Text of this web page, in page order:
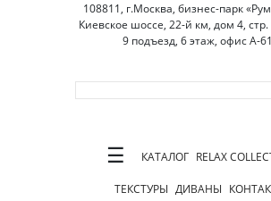
108811, г.Москва, бизнес-парк
Киевское шоссе, 22-й км, дом 4, стр.
9 подъезд, 6 этаж, офис А-
☰ КАТАЛОГ RELAX
ТЕКСТУРЫ ДИВАНЫ